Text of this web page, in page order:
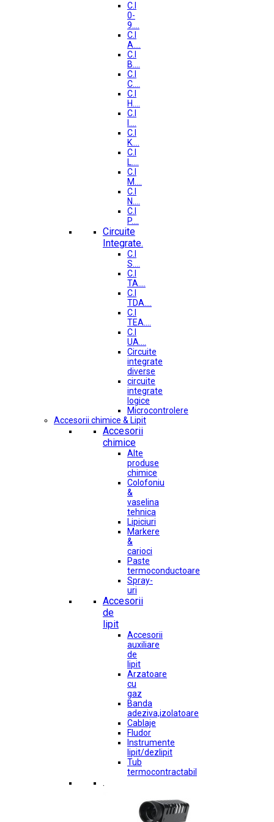
C.I
0-
9....
C.I
A....
C.I
B....
C.I
C....
C.I
H....
C.I
C.I
K....
C.I
L....
C.I
M....
C.I
N....
C.I
P....
Circuite
Integrate.
C.I
S....
C.I
TA....
C.I
TDA....
C.I
TEA....
C.I
UA....
Circuite
integrate
diverse
circuite
integrate
logice
Microcontrolere
Accesorii chimice & Lipit
Accesorii
chimice
Alte
produse
chimice
Colofoniu
&
vaselina
tehnica
Lipiciuri
Markere
&
carioci
Paste
termoconductoare
Spray-
uri
Accesorii
de
lipit
Accesorii
auxiliare
de
lipit
Arzatoare
cu
gaz
Banda
adeziva,izolatoare
Cablaje
Fludor
Instrumente
lipit/dezlipit
Tub
termocontractabil
.